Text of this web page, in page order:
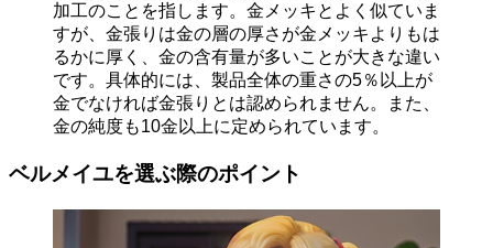
加工のことを指します。金メッキとよく似ていま
すが、金張りは金の層の厚さが金メッキよりもは
るかに厚く、金の含有量が多いことが大きな違い
です。具体的には、製品全体の重さの5％以上が
金でなければ金張りとは認められません。また、
金の純度も10金以上に定められています。
ベルメイユを選ぶ際のポイント